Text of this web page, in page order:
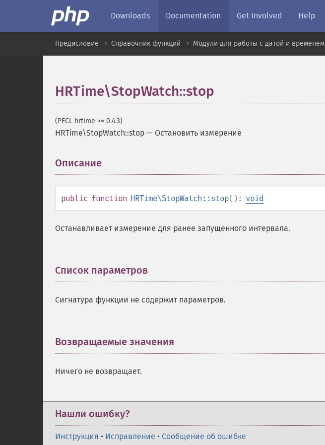
Downloads Documentation Get Involved Help
Предисловие Справочник функций Модули для работы с датой и временем
HRTime\StopWatch::stop
(PECL hrtime >= 0.4.3)
HRTime\StopWatch::stop — Остановить измерение
Описание
public function HRTime\StopWatch::stop(): void
Останавливает измерение для ранее запущенного интервала.
Список параметров
Сигнатура функции не содержит параметров.
Возвращаемые значения
Ничего не возвращает.
Нашли ошибку?
Инструкция • Исправление • Сообщение об ошибке